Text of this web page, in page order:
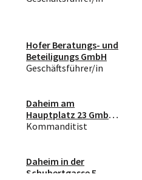
Hofer Beratungs- und
Beteiligungs GmbH
Geschäftsführer/in
Daheim am
Hauptplatz 23 GmbH
& Co KG
Kommanditist
Daheim in der
Schubertgasse 5